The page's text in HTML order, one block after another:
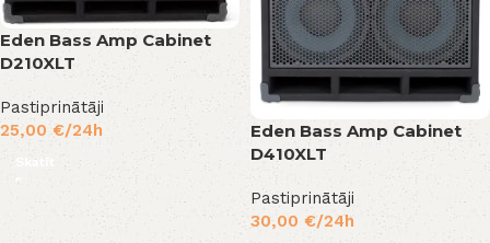
Eden Bass Amp Cabinet
D210XLT
Pastiprinātāji
25,00€/24h
Skatīt
Eden Bass Amp Cabinet
D410XLT
Pastiprinātāji
30,00 €/24h